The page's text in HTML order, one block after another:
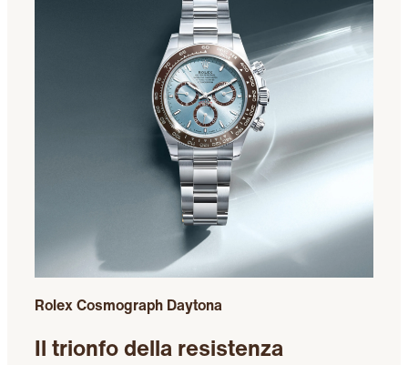
Rolex Cosmograph Daytona
Il trionfo della resistenza